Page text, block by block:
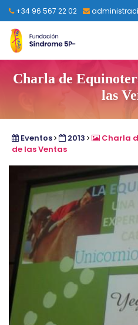
+34 96 567 22 02
Charla de
las
Eventos 2013
Charla
de las Ventas